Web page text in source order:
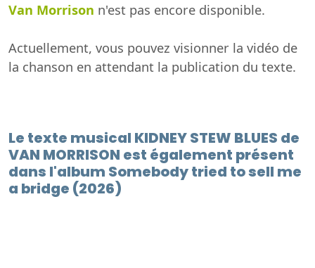
Van Morrison n'est pas encore disponible.
Actuellement, vous pouvez visionner la vidéo de
la chanson en attendant la publication du texte.
Le texte musical KIDNEY STEW BLUES de
VAN MORRISON est également présent
dans l'album Somebody tried to sell me
a bridge (2026)